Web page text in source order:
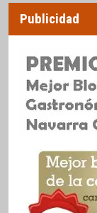
Publicidad